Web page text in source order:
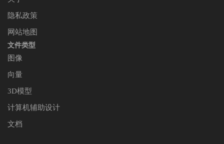
隐私政策
网站地图
文件类型
图像
向量
3D模型
计算机辅助设计
文档